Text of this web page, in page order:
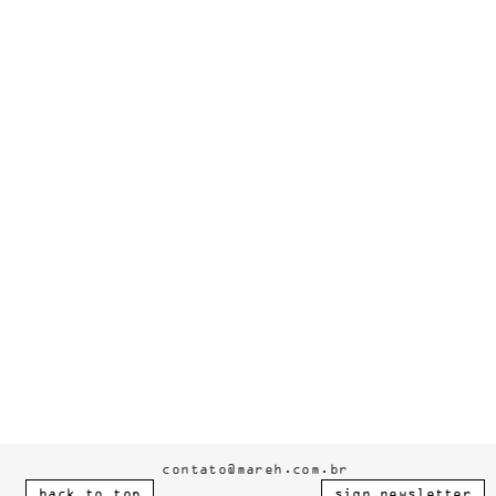
contato@mareh.com.br